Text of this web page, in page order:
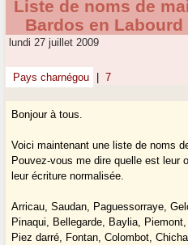
Liste de noms de
Bardos en Labourd
lundi 27 juillet 2009
Pays charnégou 7
Bonjour à tous.
Voici maintenant une liste de noms
Pouvez-vous me dire quelle est leur
leur écriture normalisée.
Arricau, Saudan, Paguessorraye,
Pinaqui, Bellegarde, Baylia,
Piez darré, Fontan, Colombot,